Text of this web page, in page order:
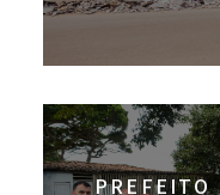
PREFEITO